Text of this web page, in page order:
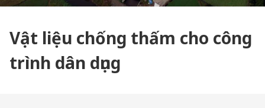
Vật liệu chống thấm cho công
trình dân dụng